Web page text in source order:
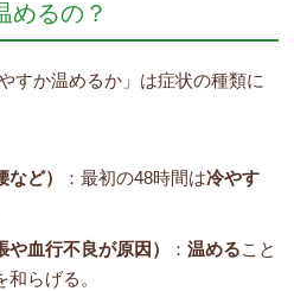
めるの？
すか温めるか」は症状の種類に
ど） ：最初の48時間は冷やす
血行不良が原因） ： 温めること
らげる。